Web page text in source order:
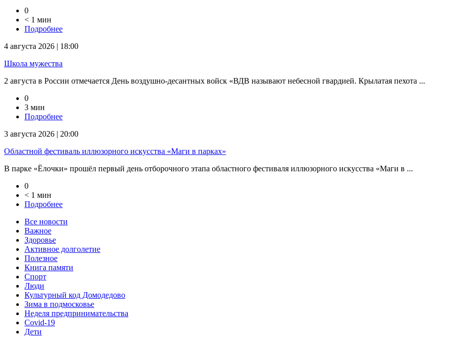
0
< 1 мин
Подробнее
4 августа 2026 | 18:00
Школа мужества
2 августа в России отмечается День воздушно-десантных войск «ВДВ называют небесной гвардией. Крылатая пехота ...
0
3 мин
Подробнее
3 августа 2026 | 20:00
Областной фестиваль иллюзорного искусства «Маги в парках»
В парке «Ёлочки» прошёл первый день отборочного этапа областного фестиваля иллюзорного искусства «Маги в ...
0
< 1 мин
Подробнее
Все новости
Важное
Здоровье
Активное долголетие
Полезное
Книга памяти
Спорт
Люди
Культурный код Домодедово
Зима в подмосковье
Неделя предпринимательства
Covid-19
Дети